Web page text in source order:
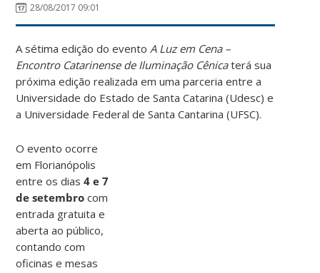
28/08/2017 09:01
A sétima edição do evento A Luz em Cena –
Encontro Catarinense de Iluminação Cênicaterá sua
próxima edição realizada em uma parceria entre a
Universidade do Estado de Santa Catarina (Udesc) e
a Universidade Federal de Santa Cantarina (UFSC).
O evento ocorre
em Florianópolis
entre os dias4 e 7
de setembro com
entrada gratuita e
aberta ao público,
contando com
oficinas e mesas